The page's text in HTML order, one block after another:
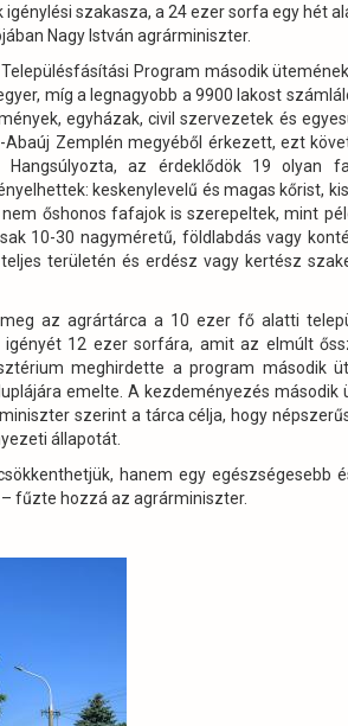
szakasza, a 24 ezer sorfa egy hét
Nagy István agrárminiszter.
Program második
míg a legnagyobb a 9900 lakost
egyházak, civil szervezetek és
Zemplén megyéből érkezett, ezt
az érdeklődök 19 olyan
keskenylevelű és magas kőrist,
őshonos fafajok is szerepeltek, mint
10-30 nagyméretű, földlabdás vagy
területén és erdész vagy kertész
az agrártárca a 10 ezer fő alatti
12 ezer sorfára, amit az elmúlt
meghirdette a program második
emelte. A kezdeményezés második
szerint a tárca célja, hogy
állapotát.
hanem egy egészségesebb
fűzte hozzá az agrárminiszter.